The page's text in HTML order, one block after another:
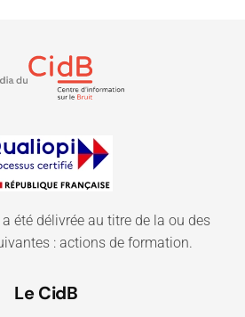
été délivrée au titre de la ou des
: actions de formation.
Le CidB